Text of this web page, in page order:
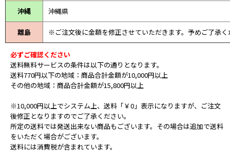
沖縄 沖縄県
離島 ※ご注文後に金額を修正させていただきます。予めご了承く
必ずご確認ください
送料無料サービスの条件は以下の通りとなります。
送料770円以下の地域：商品合計金額が10,000円以上
その他の地域：商品合計金額が15,800円以上
※10,000円以上でシステム上、送料「￥0」表示になりますが、ご注文
後修正となりますのでご了承ください。
所定の送料では発送出来ない商品もございます。その場合は追加で送料
をいただく場合がございます。
送料には消費税が含まれています。